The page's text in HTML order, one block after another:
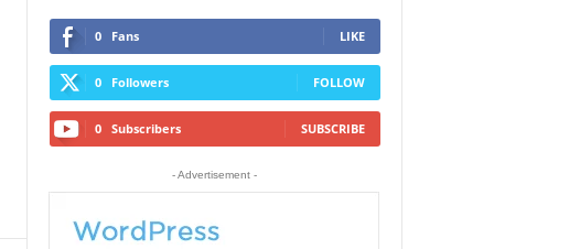
0 Fans LIKE
0 Followers FOLLOW
0 Subscribers SUBSCRIBE
- Advertisement -